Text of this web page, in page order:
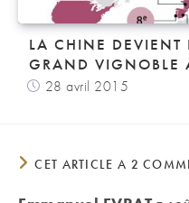
LA CHINE DEVIENT
GRAND VIGNOBLE
28 avril 2015
CET ARTICLE A 2